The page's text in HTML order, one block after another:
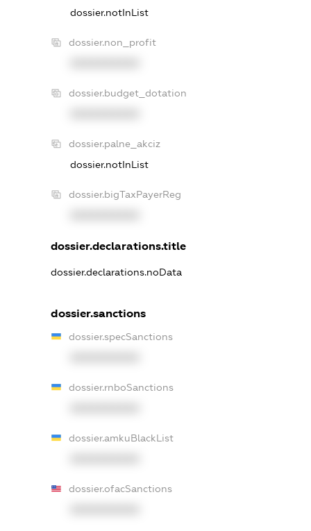
dossier.notInList
dossier.non_profit
dossier.budget_dotation
dossier.palne_akciz
dossier.notInList
dossier.bigTaxPayerReg
dossier.declarations.title
dossier.declarations.noData
dossier.sanctions
dossier.specSanctions
dossier.rnboSanctions
dossier.amkuBlackList
dossier.ofacSanctions